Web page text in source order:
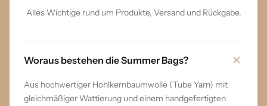
Alles Wichtige rund um Produkte, Versand und Rückgabe.
Woraus bestehen die Summer Bags?
Aus hochwertiger Hohlkernbaumwolle (Tube Yarn) mit
gleichmäßiger Wattierung und einem handgefertigten